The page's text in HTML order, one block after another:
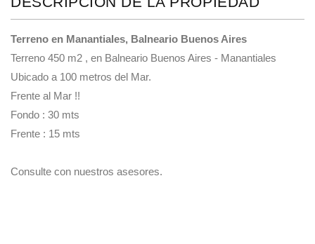
Terreno en Manantiales, Balneario Buenos Aires
Terreno 450 m2 , en Balneario Buenos Aires - Manantiales
Ubicado a 100 metros del Mar.
Frente al Mar !!
Fondo : 30 mts
Frente : 15 mts
Consulte con nuestros asesores.